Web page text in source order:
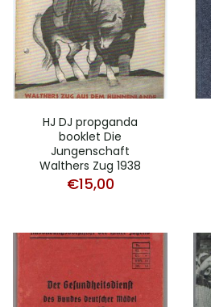
HJ DJ propganda
booklet Die
Jungenschaft
Walthers Zug 1938
€15,00